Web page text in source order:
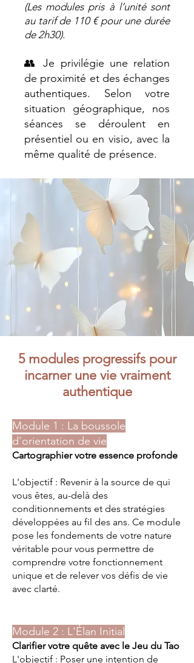
(Les modules pris à l’unité sont
au tarif de 110 € pour une durée
de 2h30).
👥 Je privilégie une relation
de proximité et des échanges
authentiques. Selon votre
situation géographique, nos
séances se déroulent en
présentiel ou en visio, avec la
même qualité de présence.
5 modules progressifs pour
incarner une vie vraiment
authentique
Module 1 : La boussole
d'orientation de vie
Cartographier votre essence profonde
L'objectif : Revenir à la source de qui
vous êtes, au-delà des
conditionnements et des stratégies
développées au fil des ans. Ce module
pose les fondements de votre nature
véritable pour vous permettre de
comprendre votre fonctionnement
unique et de relever vos défis de vie
avec clarté.
Module 2 : L'Élan Initial
Clarifier votre quête avec le Jeu du Tao
L'objectif : Poser une intention de